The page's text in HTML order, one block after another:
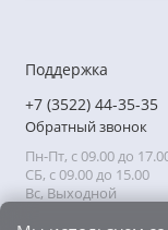
Поддержка
+7 (3522) 44-35-35
Обратный звонок
Пн-Пт, с 09.00 до
СБ, с 09.00 до 15.00
Вс, Выходной